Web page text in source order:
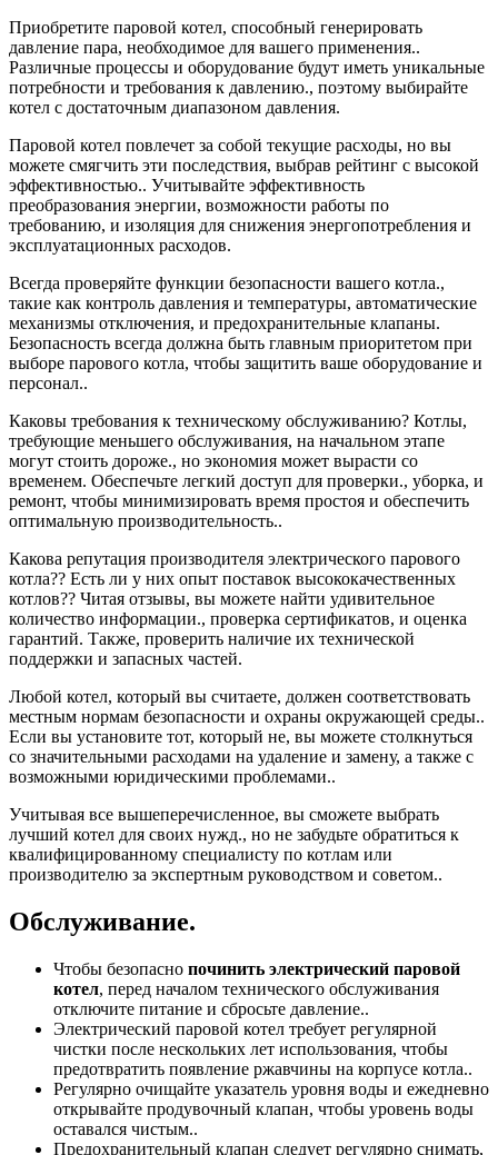
Приобретите паровой котел, способный генерировать
давление пара, необходимое для вашего применения..
Различные процессы и оборудование будут иметь уникальные
потребности и требования к давлению., поэтому выбирайте
котел с достаточным диапазоном давления.
Паровой котел повлечет за собой текущие расходы, но вы
можете смягчить эти последствия, выбрав рейтинг с высокой
эффективностью.. Учитывайте эффективность
преобразования энергии, возможности работы по
требованию, и изоляция для снижения энергопотребления и
эксплуатационных расходов.
Всегда проверяйте функции безопасности вашего котла.,
такие как контроль давления и температуры, автоматические
механизмы отключения, и предохранительные клапаны.
Безопасность всегда должна быть главным приоритетом при
выборе парового котла, чтобы защитить ваше оборудование и
персонал..
Каковы требования к техническому обслуживанию? Котлы,
требующие меньшего обслуживания, на начальном этапе
могут стоить дороже., но экономия может вырасти со
временем. Обеспечьте легкий доступ для проверки., уборка, и
ремонт, чтобы минимизировать время простоя и обеспечить
оптимальную производительность..
Какова репутация производителя электрического парового
котла?? Есть ли у них опыт поставок высококачественных
котлов?? Читая отзывы, вы можете найти удивительное
количество информации., проверка сертификатов, и оценка
гарантий. Также, проверить наличие их технической
поддержки и запасных частей.
Любой котел, который вы считаете, должен соответствовать
местным нормам безопасности и охраны окружающей среды..
Если вы установите тот, который не, вы можете столкнуться
со значительными расходами на удаление и замену, а также с
возможными юридическими проблемами..
Учитывая все вышеперечисленное, вы сможете выбрать
лучший котел для своих нужд., но не забудьте обратиться к
квалифицированному специалисту по котлам или
производителю за экспертным руководством и советом..
Обслуживание.
Чтобы безопасно починить электрический паровой
котел, перед началом технического обслуживания
отключите питание и сбросьте давление..
Электрический паровой котел требует регулярной
чистки после нескольких лет использования, чтобы
предотвратить появление ржавчины на корпусе котла..
Регулярно очищайте указатель уровня воды и ежедневно
открывайте продувочный клапан, чтобы уровень воды
оставался чистым..
Предохранительный клапан следует регулярно снимать,